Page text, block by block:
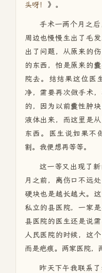
头呀！
》。
手术一两个月之
周边也慢慢生出了毛
出了问题，从原来的
的东西，怕是原来的
院去。结结果这位医
净，需要再次做手术
的，因为以前囊性肿
液体出来，而这里是
东西。医生说如果不
割。我便想再等等。
这一等又出现了
月之前，离伤口不远
硬块也是越长越大。
私立的县医院，一家
县医院的医生还是说
人民医院的时候，这
而是疤痕。两家医院，
昨天下午我联系